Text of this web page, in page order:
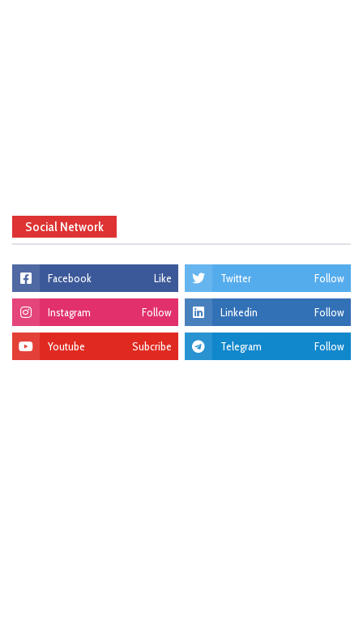
Social Network
Facebook Like Twitter Follow
Instagram Follow Linkedin Follow
Youtube Subcribe Telegram Follow